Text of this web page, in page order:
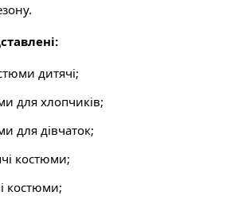
дитячі;
для хлопчиків;
для дівчаток;
костюми;
костюми;